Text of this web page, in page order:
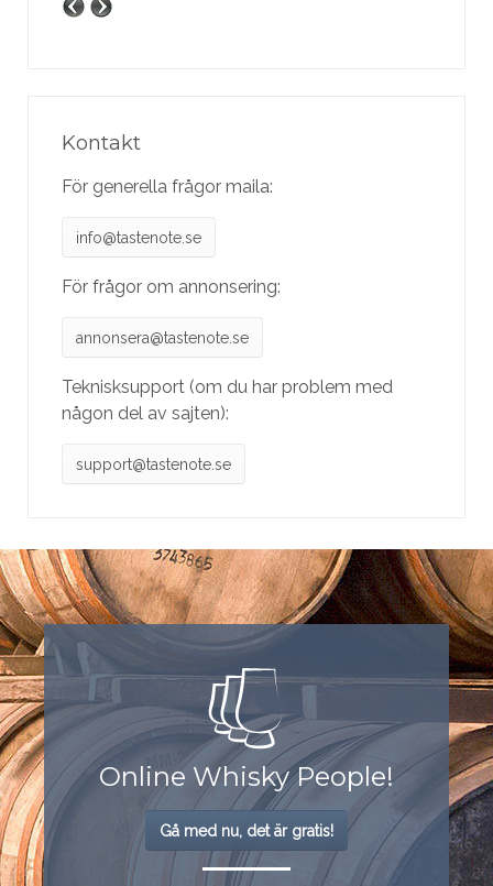
Kontakt
För generella frågor maila:
info@tastenote.se
För frågor om annonsering:
annonsera@tastenote.se
Teknisksupport (om du har problem med
någon del av sajten):
support@tastenote.se
Online Whisky People!
Gå med nu, det är gratis!